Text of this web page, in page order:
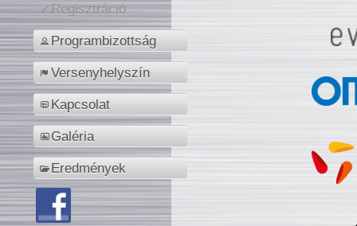
Regisztráció
Programbizottság
Versenyhelyszín
Kapcsolat
Galéria
Eredmények